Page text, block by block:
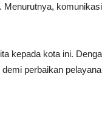
kepada kota ini.
perbaikan